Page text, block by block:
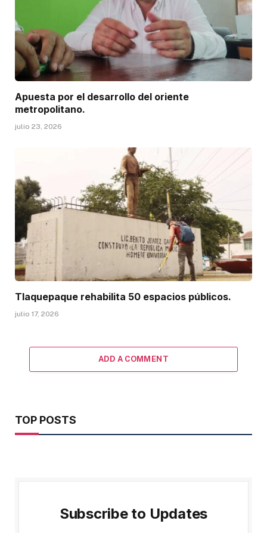
Apuesta por el desarrollo del oriente
metropolitano.
julio 23, 2026
Tlaquepaque rehabilita 50 espacios públicos.
julio 17, 2026
ADD A COMMENT
TOP POSTS
Subscribe to Updates